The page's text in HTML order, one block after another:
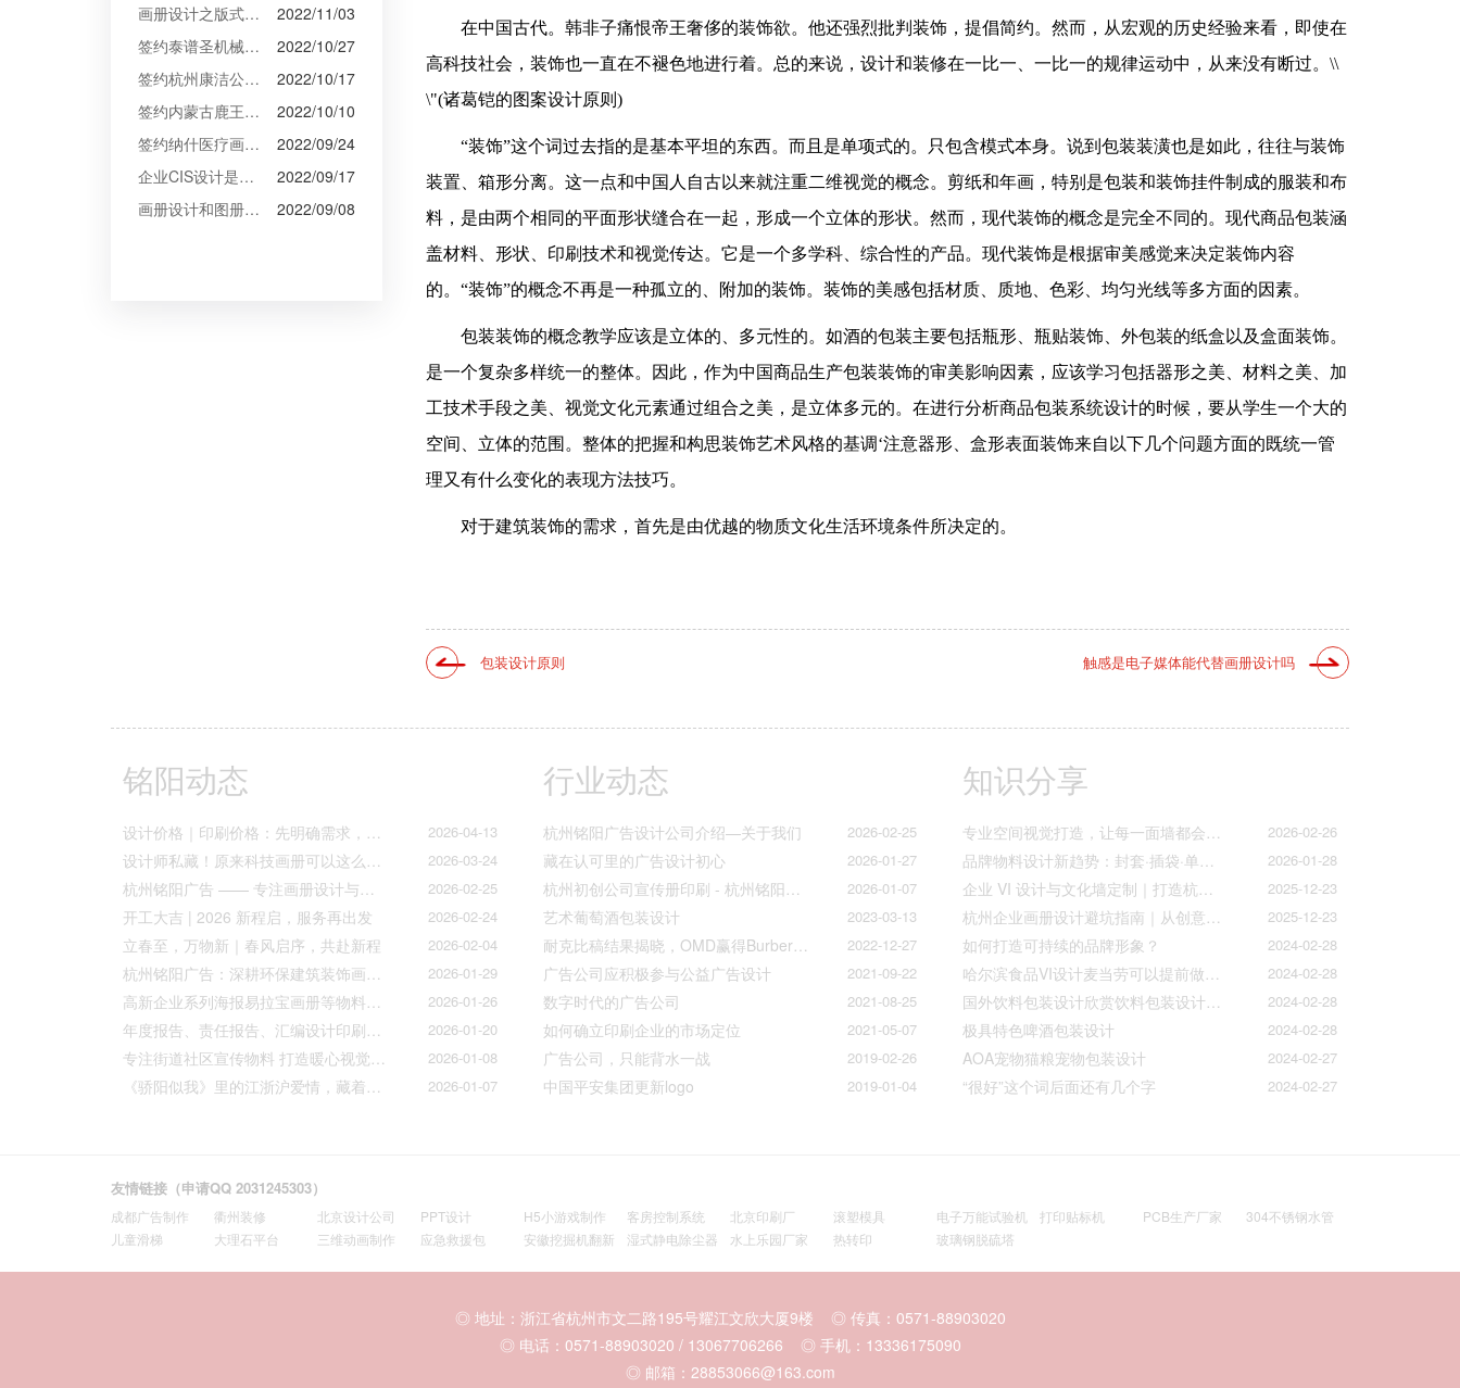
在中国古代。韩非子痛恨帝王奢侈的装饰欲。他还强烈批判装饰，提倡简约。然而，从宏观的历史经验来看，即使在
高科技社会，装饰也一直在不褪色地进行着。总的来说，设计和装修在一比一、一比一的规律运动中，从来没有断过。\\
\"(诸葛铠的图案设计原则)
“装饰”这个词过去指的是基本平坦的东西。而且是单项式的。只包含模式本身。说到包装装潢也是如此，往往与装饰
装置、箱形分离。这一点和中国人自古以来就注重二维视觉的概念。剪纸和年画，特别是包装和装饰挂件制成的服装和布
料，是由两个相同的平面形状缝合在一起，形成一个立体的形状。然而，现代装饰的概念是完全不同的。现代商品包装涵
盖材料、形状、印刷技术和视觉传达。它是一个多学科、综合性的产品。现代装饰是根据审美感觉来决定装饰内容
的。“装饰”的概念不再是一种孤立的、附加的装饰。装饰的美感包括材质、质地、色彩、均匀光线等多方面的因素。
包装装饰的概念教学应该是立体的、多元性的。如酒的包装主要包括瓶形、瓶贴装饰、外包装的纸盒以及盒面装饰。
是一个复杂多样统一的整体。因此，作为中国商品生产包装装饰的审美影响因素，应该学习包括器形之美、材料之美、加
工技术手段之美、视觉文化元素通过组合之美，是立体多元的。在进行分析商品包装系统设计的时候，要从学生一个大的
空间、立体的范围。整体的把握和构思装饰艺术风格的基调‘注意器形、盒形表面装饰来自以下几个问题方面的既统一管
理又有什么变化的表现方法技巧。
对于建筑装饰的需求，首先是由优越的物质文化生活环境条件所决定的。
包装设计原则 触感是电子媒体能代替画册设计吗
2022/11/03
画册设计之版式设计
2022/10/27
签约泰谱圣机械产品摄影、宣传册设计
2022/10/17
签约杭州康洁公司摄影、产品摄影、画册设计制作
2022/10/10
签约内蒙古鹿王羊绒有限公司宣传册制作
2022/09/24
签约纳什医疗画册设计
2022/09/17
企业CIS设计是企业文化的的体现
2022/09/08
画册设计和图册设计中的产品摄影
铭阳动态
2026-04-13
设计价格｜印刷价格：先明确需求，再精准报价
2026-03-24
设计师私藏！原来科技画册可以这么好看！
2026-02-25
杭州铭阳广告 —— 专注画册设计与文化墙全案落地
2026-02-24
开工大吉 | 2026 新程启，服务再出发
2026-02-04
立春至，万物新｜春风启序，共赴新程
2026-01-29
杭州铭阳广告：深耕环保建筑装饰画册设计，赋能空间美学与可持续发展
2026-01-26
高新企业系列海报易拉宝画册等物料火热上线
2026-01-20
年度报告、责任报告、汇编设计印刷的宝子们集合！
2026-01-08
专注街道社区宣传物料 打造暖心视觉传达
2026-01-07
《骄阳似我》里的江浙沪爱情，藏着我们最懂的温柔与默契
行业动态
2026-02-25
杭州铭阳广告设计公司介绍—关于我们
2026-01-27
藏在认可里的广告设计初心
2026-01-07
杭州初创公司宣传册印刷 - 杭州铭阳广告一站式解决方案
2023-03-13
艺术葡萄酒包装设计
2022-12-27
耐克比稿结果揭晓，OMD赢得Burberry全球媒介业务（转自广告狂人日报）
2021-09-22
广告公司应积极参与公益广告设计
2021-08-25
数字时代的广告公司
2021-05-07
如何确立印刷企业的市场定位
2019-02-26
广告公司，只能背水一战
2019-01-04
中国平安集团更新logo
知识分享
2026-02-26
专业空间视觉打造，让每一面墙都会说话
2026-01-28
品牌物料设计新趋势：封套·插袋·单页折页的质感升级之道
2025-12-23
企业 VI 设计与文化墙定制｜打造杭州本土品牌专属视觉符号
2025-12-23
杭州企业画册设计避坑指南｜从创意到印刷的全流程把控
2024-02-28
如何打造可持续的品牌形象？
2024-02-28
哈尔滨食品VI设计麦当劳可以提前做好准备工作促进挪动购买
2024-02-28
国外饮料包装设计欣赏饮料包装设计公司的包装设计
2024-02-28
极具特色啤酒包装设计
2024-02-27
AOA宠物猫粮宠物包装设计
2024-02-27
“很好”这个词后面还有几个字
友情链接（申请QQ 2031245303）
成都广告制作 衢州装修 北京设计公司 PPT设计 H5小游戏制作 客房控制系统 北京印刷厂 滚塑模具 电子万能试验机 打印贴标机 PCB生产厂家
304不锈钢水管
儿童滑梯
大理石平台 三维动画制作 应急救援包 安徽挖掘机翻新 湿式静电除尘器 水上乐园厂家 热转印 玻璃钢脱硫塔
◎ 地址：浙江省杭州市文二路195号耀江文欣大厦9楼 ◎ 传真：0571-88903020
◎ 电话：0571-88903020 / 13067706266 ◎ 手机：13336175090
◎ 邮箱：28853066@163.com